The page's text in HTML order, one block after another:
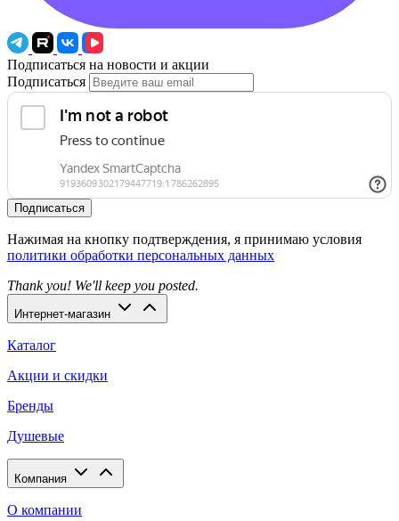
Подписаться на новости и акции
Подписаться
Подписаться
Нажимая на кнопку подтверждения, я принимаю условия
политики обработки персональных данных
Thank you! We'll keep you posted.
Интернет-магазин
Каталог
Акции и скидки
Бренды
Душевые
Компания
О компании